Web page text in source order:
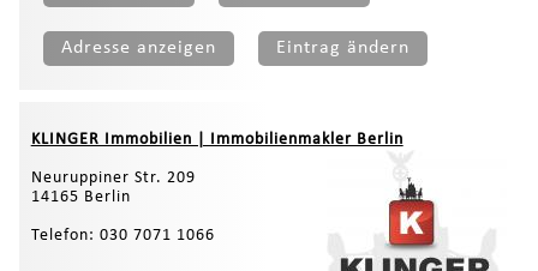
Adresse anzeigen Eintrag ändern
KLINGER Immobilien | Immobilienmakler Berlin
Neuruppiner Str. 209
14165 Berlin
Telefon: 030 7071 1066